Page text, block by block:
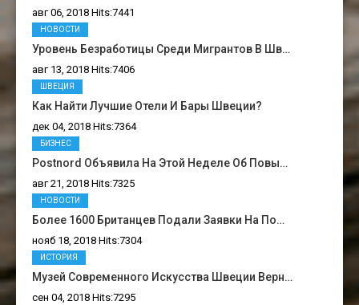
авг 06, 2018 Hits:7441
Уровень Безработицы Среди Мигрантов В Шв…
авг 13, 2018 Hits:7406
НОВОСТИ
Как Найти Лучшие Отели И Бары Швеции?
дек 04, 2018 Hits:7364
ШВЕЦИЯ
Postnord Объявила На Этой Неделе Об Повы…
авг 21, 2018 Hits:7325
БИЗНЕС
Более 1600 Британцев Подали Заявки На По…
нояб 18, 2018 Hits:7304
НОВОСТИ
Музей Современного Искусства Швеции Верн…
сен 04, 2018 Hits:7295
ИСТОРИЯ